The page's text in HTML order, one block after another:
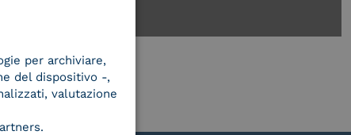
ITALIAN
per archiviare,
del dispositivo -,
valutazione